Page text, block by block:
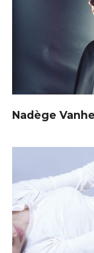
Nadège